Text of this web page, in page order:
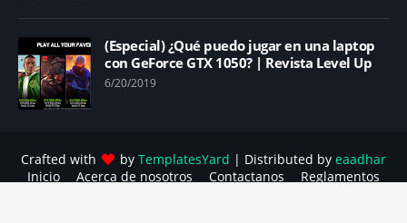
(Especial) ¿Qué puedo jugar en una laptop
con GeForce GTX 1050? | Revista Level Up
6/20/2019
Crafted with by TemplatesYard | Distributed by eaadhar
Inicio
Acerca de nosotros Contactanos
Reglamentos